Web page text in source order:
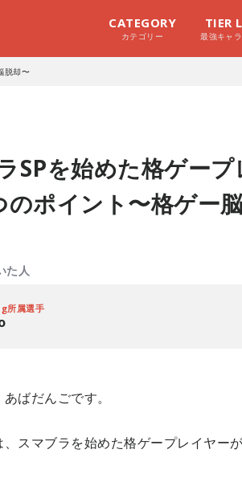
CATEGORY
カテゴリー
TIER
最強キャ
脱却〜
SPを始めた格ゲー
のポイント〜格ゲー
た人
所属選手
ばだんごです。
、スマブラを始めた格ゲープレイヤー